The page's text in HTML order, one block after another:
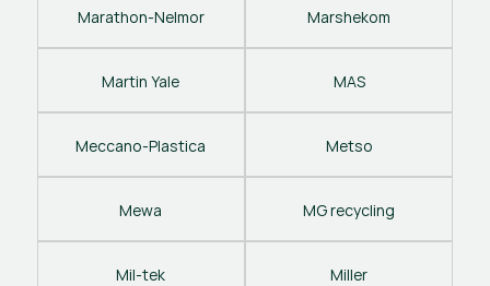
Marathon-Nelmor Marshekom
Martin Yale MAS
Meccano-Plastica Metso
Mewa MG recycling
Mil-tek Miller